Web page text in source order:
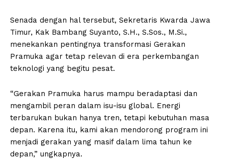
Senada dengan hal tersebut, Sekretaris Kwarda Jawa
Timur, Kak Bambang Suyanto, S.H., S.Sos., M.Si.,
menekankan pentingnya transformasi Gerakan
Pramuka agar tetap relevan di era perkembangan
teknologi yang begitu pesat.
“Gerakan Pramuka harus mampu beradaptasi dan
mengambil peran dalam isu-isu global. Energi
terbarukan bukan hanya tren, tetapi kebutuhan masa
depan. Karena itu, kami akan mendorong program ini
menjadi gerakan yang masif dalam lima tahun ke
depan,” ungkapnya.